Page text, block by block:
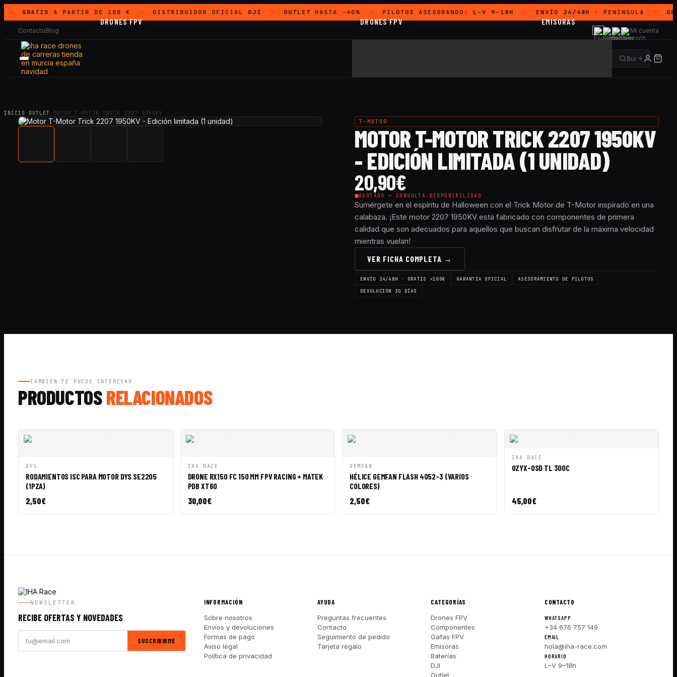
GRATISA PARTIR DE 100 € DISTRIBUIDOR OFICIAL DJI OUTLET HASTA -40% PILOTOS ASESORANDO: L–V 9–18H ENVÍO 24/48H· PENÍNSULA
ContactoBlog Mi cuenta
DRONES FPV EMISORAS
DRONES FPV
INICIO · OUTLET · MOTOR T-MOTOR TRICK 2207 1950KV -…
T-MOTOR
MOTOR T-MOTOR TRICK 2207 1950KV
- EDICIÓN LIMITADA (1 UNIDAD)
20,90€
AGOTADO — CONSULTA DISPONIBILIDAD
Sumérgete en el espíritu de Halloween con el Trick Motor de T-Motor inspirado en una
calabaza. ¡Este motor 2207 1950KV está fabricado con componentes de primera
calidad que son adecuados para aquellos que buscan disfrutar de la máxima velocidad
mientras vuelan!
VER FICHA COMPLETA →
ENVÍO 24/48H · GRATIS >100€ GARANTÍA OFICIAL
ASESORAMIENTO DE PILOTOS
DEVOLUCIÓN 30 DÍAS
TAMBIÉN TE PUEDE INTERESAR
PRODUCTOSRELACIONADOS
VISTA RÁPIDA
DYS
RODAMIENTOS ISC PARA MOTOR DYS SE2205
(1PZA)
2,50€
VISTA RÁPIDA
IHA RACE
DRONE RX150 FC 150 MM FPV RACING + MATEK
PDB XT60
30,00€
VISTA RÁPIDA
GEMFAN
HÉLICE GEMFAN FLASH 4052-3 (VARIOS
COLORES)
2,50€
VISTA RÁPIDA
IHA RACE
OZYX-OSD TL 300C
45,00€
NEWSLETTER
RECIBE OFERTAS Y NOVEDADES
SUSCRIBIRME
INFORMACIÓN
Sobre nosotros
Envíos y devoluciones
Formas de pago
Aviso legal
Política de privacidad
AYUDA
Preguntas frecuentes
Contacto
Seguimiento de pedido
Tarjeta regalo
CATEGORÍAS
Drones FPV
Componentes
Gafas FPV
Emisoras
Baterías
DJI
Outlet
CONTACTO
WHATSAPP
+34 676 757 149
EMAIL
hola@iha-race.com
HORARIO
L–V 9–18h